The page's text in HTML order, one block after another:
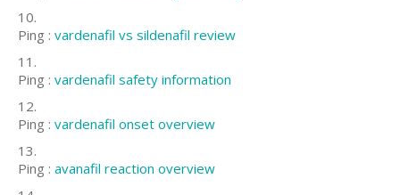
Ping : vardenafil vs sildenafil review
Ping : vardenafil safety information
Ping : vardenafil onset overview
Ping : avanafil reaction overview